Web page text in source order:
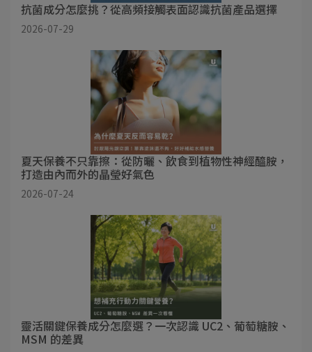
抗菌成分怎麼挑？從高頻接觸表面認識抗菌產品選擇
2026-07-29
夏天保養不只靠擦：從防曬、飲食到植物性神經醯胺，
打造由內而外的晶瑩好氣色
2026-07-24
靈活關鍵保養成分怎麼選？一次認識 UC2、葡萄糖胺、
MSM 的差異